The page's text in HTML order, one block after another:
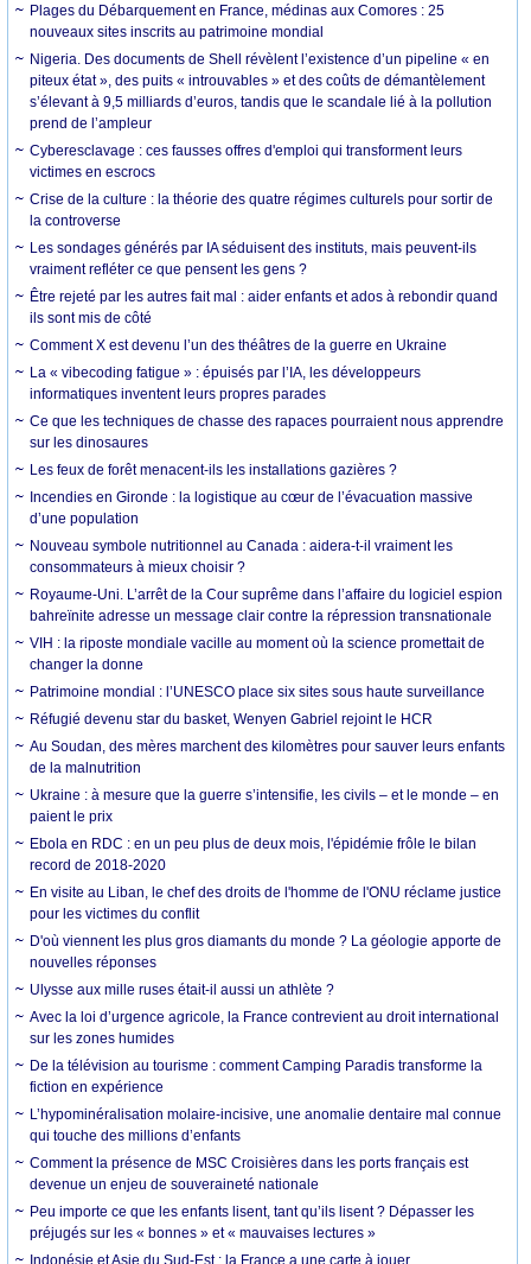
Plages du Débarquement en France, médinas aux Comores : 25
nouveaux sites inscrits au patrimoine mondial
Nigeria. Des documents de Shell révèlent l’existence d’un pipeline « en
piteux état », des puits « introuvables » et des coûts de démantèlement
s’élevant à 9,5 milliards d’euros, tandis que le scandale lié à la pollution
prend de l’ampleur
Cyberesclavage : ces fausses offres d'emploi qui transforment leurs
victimes en escrocs
Crise de la culture : la théorie des quatre régimes culturels pour sortir de
la controverse
Les sondages générés par IA séduisent des instituts, mais peuvent-ils
vraiment refléter ce que pensent les gens ?
Être rejeté par les autres fait mal : aider enfants et ados à rebondir quand
ils sont mis de côté
Comment X est devenu l’un des théâtres de la guerre en Ukraine
La « vibecoding fatigue » : épuisés par l’IA, les développeurs
informatiques inventent leurs propres parades
Ce que les techniques de chasse des rapaces pourraient nous apprendre
sur les dinosaures
Les feux de forêt menacent-ils les installations gazières ?
Incendies en Gironde : la logistique au cœur de l’évacuation massive
d’une population
Nouveau symbole nutritionnel au Canada : aidera-t-il vraiment les
consommateurs à mieux choisir ?
Royaume-Uni. L’arrêt de la Cour suprême dans l’affaire du logiciel espion
bahreïnite adresse un message clair contre la répression transnationale
VIH : la riposte mondiale vacille au moment où la science promettait de
changer la donne
Patrimoine mondial : l’UNESCO place six sites sous haute surveillance
Réfugié devenu star du basket, Wenyen Gabriel rejoint le HCR
Au Soudan, des mères marchent des kilomètres pour sauver leurs enfants
de la malnutrition
Ukraine : à mesure que la guerre s’intensifie, les civils – et le monde – en
paient le prix
Ebola en RDC : en un peu plus de deux mois, l'épidémie frôle le bilan
record de 2018-2020
En visite au Liban, le chef des droits de l'homme de l'ONU réclame justice
pour les victimes du conflit
D'où viennent les plus gros diamants du monde ? La géologie apporte de
nouvelles réponses
Ulysse aux mille ruses était-il aussi un athlète ?
Avec la loi d’urgence agricole, la France contrevient au droit international
sur les zones humides
De la télévision au tourisme : comment Camping Paradis transforme la
fiction en expérience
L’hypominéralisation molaire-incisive, une anomalie dentaire mal connue
qui touche des millions d’enfants
Comment la présence de MSC Croisières dans les ports français est
devenue un enjeu de souveraineté nationale
Peu importe ce que les enfants lisent, tant qu’ils lisent ? Dépasser les
préjugés sur les « bonnes » et « mauvaises lectures »
Indonésie et Asie du Sud-Est : la France a une carte à jouer